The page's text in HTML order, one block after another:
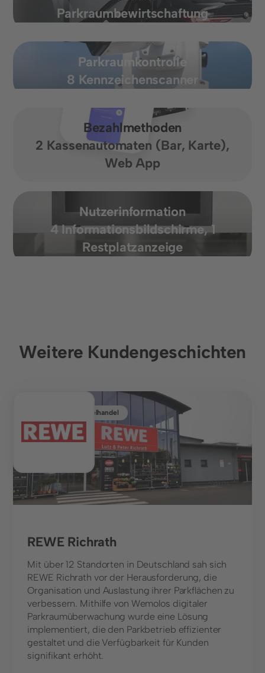
Parkraumbewirtschaftung
Parkraumkontrolle
8 Kennzeichenscanner
Bezahlmethoden
2 Kassenautomaten (Bar, Karte),
Web App
Nutzerinformation
4 Informationsbildschirme, 1
Restplatzanzeige
Weitere Kundengeschichten
Lebensmitteleinzelhandel
REWE Richrath
Mit über 12 Standorten in Deutschland sah sich
REWE Richrath vor der Herausforderung, die
Organisation und Auslastung ihrer Parkflächen zu
verbessern. Mithilfe von Wemolos digitaler
Parkraumüberwachung wurde eine Lösung
implementiert, die den Parkbetrieb effizienter
gestaltet und die Verfügbarkeit für Kunden
signifikant erhöht.